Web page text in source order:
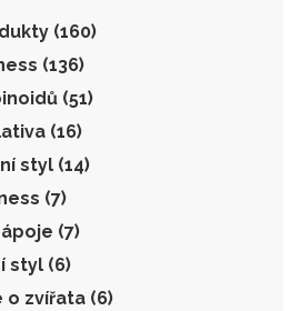
(160)
(136)
(51)
(16)
styl (14)
(7)
(7)
styl (6)
o zvířata (6)